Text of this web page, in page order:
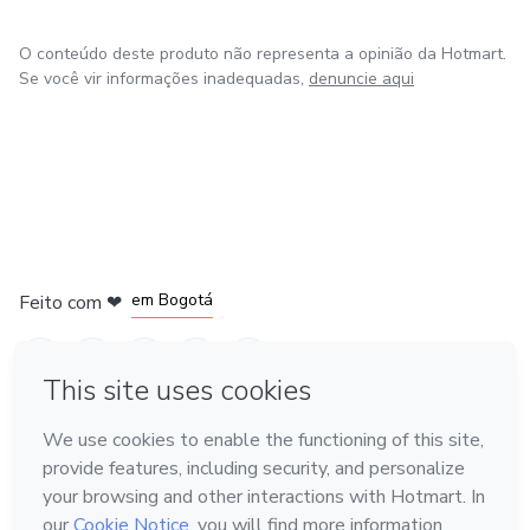
O conteúdo deste produto não representa a opinião da Hotmart.
Se você vir informações inadequadas, denuncie aqui
Feito com ❤ em Bogotá
Conheça a Hotmart
Idioma
Português